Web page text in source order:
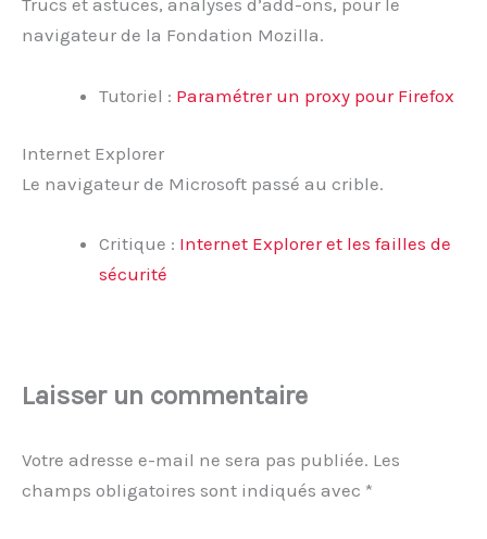
Trucs et astuces, analyses d’add-ons, pour le
navigateur de la Fondation Mozilla.
Tutoriel : Paramétrer un proxy pour Firefox
Internet Explorer
Le navigateur de Microsoft passé au crible.
Critique : Internet Explorer et les failles de
sécurité
Laisser un commentaire
Votre adresse e-mail ne sera pas publiée. Les
champs obligatoires sont indiqués avec *